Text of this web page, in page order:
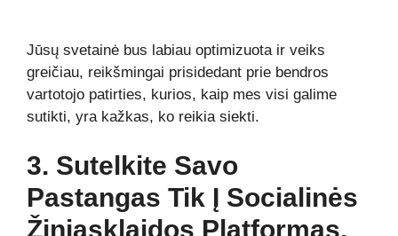
Jūsų svetainė bus labiau optimizuota ir veiks
greičiau, reikšmingai prisidedant prie bendros
vartotojo patirties, kurios, kaip mes visi galime
sutikti, yra kažkas, ko reikia siekti.
3. Sutelkite Savo
Pastangas Tik Į Socialinės
Žiniasklaidos Platformas,